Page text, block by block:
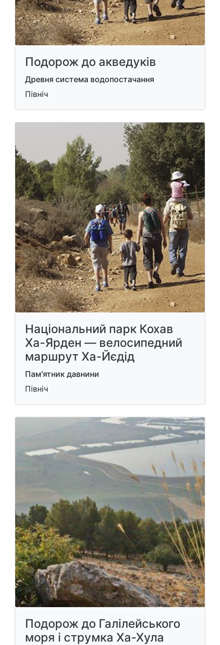
Подорож до акведуків
Древня система водопостачання
Північ
Національний парк Кохав
Ха-Ярден — велосипедний
маршрут Ха-Йєдід
Пам'ятник давнини
Північ
Подорож до Галілейського ​​
моря і струмка Ха-Хула